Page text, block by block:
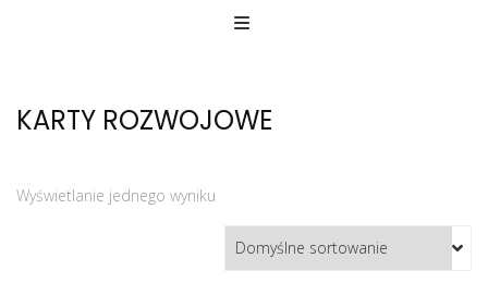
KARTY ROZWOJOWE
Wyświetlanie jednego wyniku